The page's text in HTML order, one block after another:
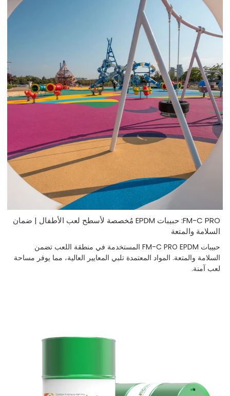
FM-C PRO: حبيبات EPDM مُخصصة لأسطح لعب الأطفال | ضمان
السلامة والمتعة
حبيبات FM-C PRO EPDM المستخدمة في منطقة اللعب تضمن
السلامة والمتعة. المواد المعتمدة تلبي المعايير العالية، مما يوفر مساحة
لعب آمنة.